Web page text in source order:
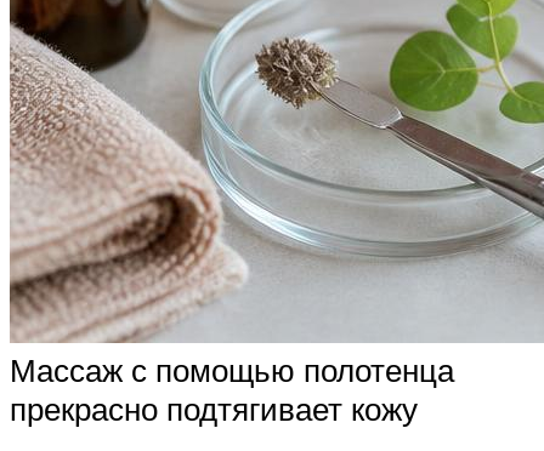
Массаж с помощью полотенца
прекрасно подтягивает кожу